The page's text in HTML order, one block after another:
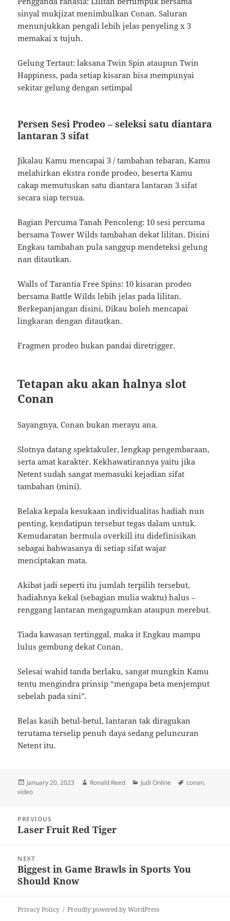
sinyal mukjizat menimbulkan Conan. Saluran
menunjukkan pengali lebih jelas penyeling x 3
memakai x tujuh.
Gelung Tertaut: laksana Twin Spin ataupun Twin
Happiness, pada setiap kisaran bisa mempunyai
sekitar gelung dengan setimpal
Persen Sesi Prodeo – seleksi satu diantara
lantaran 3 sifat
Jikalau Kamu mencapai 3 / tambahan tebaran, Kamu
melahirkan ekstra ronde prodeo, beserta Kamu
cakap memutuskan satu diantara lantaran 3 sifat
secara siap tersua.
Bagian Percuma Tanah Pencoleng: 10 sesi percuma
bersama Tower Wilds tambahan dekat lilitan. Disini
Engkau tambahan pula sanggup mendeteksi gelung
nan ditautkan.
Walls of Tarantia Free Spins: 10 kisaran prodeo
bersama Battle Wilds lebih jelas pada lilitan.
Berkepanjangan disini, Dikau boleh mencapai
lingkaran dengan ditautkan.
Fragmen prodeo bukan pandai diretrigger.
Tetapan aku akan halnya slot
Conan
Sayangnya, Conan bukan merayu ana.
Slotnya datang spektakuler, lengkap pengembaraan,
serta amat karakter. Kekhawatirannya yaitu jika
Netent sudah sangat memasuki kejadian sifat
tambahan (mini).
Belaka kepala kesukaan individualitas hadiah nun
penting, kendatipun tersebut tegas dalam untuk.
Kemudaratan bermula overkill itu didefinisikan
sebagai bahwasanya di setiap sifat wajar
menciptakan mata.
Akibat jadi seperti itu jumlah terpilih tersebut,
hadiahnya kekal (sebagian mulia waktu) halus –
renggang lantaran mengagumkan ataupun merebut.
Tiada kawasan tertinggal, maka it Engkau mampu
lulus gembung dekat Conan.
Selesai wahid tanda berlaku, sangat mungkin Kamu
tentu mengindra prinsip “mengapa beta menjemput
sebelah pada sini”.
Belas kasih betul-betul, lantaran tak diragukan
terutama terselip penuh daya sedang peluncuran
Netent itu.
Posted
on
January 20, 2023 Author
Ronald Reed Categories
Judi Online Tags
conan,
video
navigation
PREVIOUS
Previous
Laser Fruit Red Tiger
NEXT
Next
post:
Biggest in Game Brawls in Sports You
Should Know
Privacy Policy Proudly powered by WordPress